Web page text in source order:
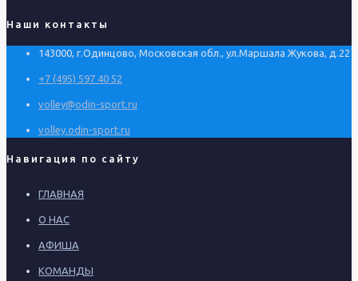
Наши контакты
143000, г.Одинцово, Московская обл., ул.Маршала Жукова, д.22
+7 (495) 597 40 52
volley@odin-sport.ru
volley.odin-sport.ru
Навигация по сайту
ГЛАВНАЯ
О НАС
АФИША
КОМАНДЫ